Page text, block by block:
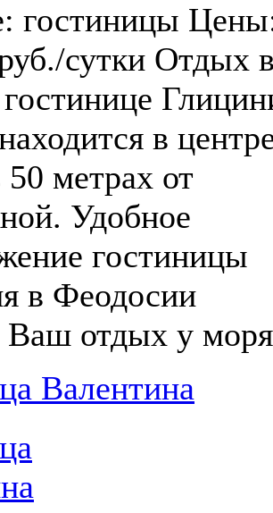
гостиницы
сутки Отдых
в
50 метрах от
Удобное
гостиницы
в Феодосии
Ваш отдых у
Валентина